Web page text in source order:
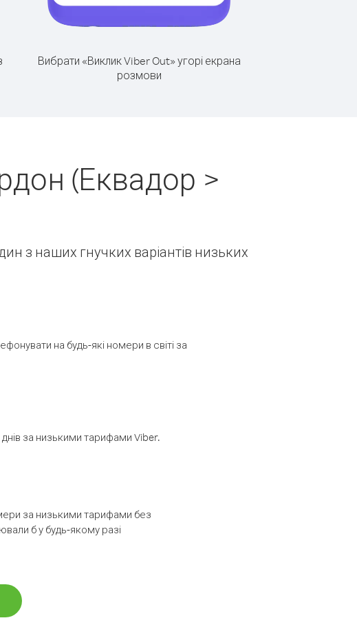
Вибрати «Виклик Viber Out» угорі екрана
розмови
(Еквадор >
з наших гнучких варіантів низьких
на будь-які номери в світі за
за низькими тарифами Viber.
за низькими тарифами без
б у будь-якому разі